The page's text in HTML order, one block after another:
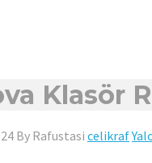
Klasör
By Rafustasi celikraf